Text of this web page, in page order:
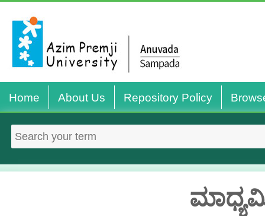
Home About Us Repository Policy